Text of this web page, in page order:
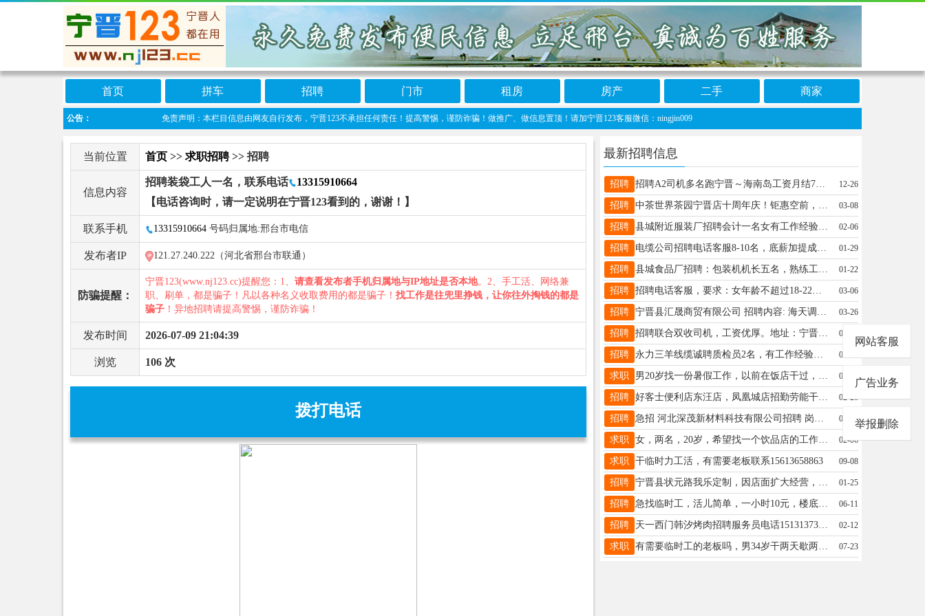
首页 拼车 招聘 门市 租房 房产 二手 商家
公告： 免责声明：本栏目信息由网友自行发布，宁晋123不承担任何责任！提高警惕，谨防诈骗！做推广、做信息置顶！请加宁晋123客服微信：ningjin009
当前位置 首页 >> 求职招聘>> 招聘
信息内容
招聘装袋工人一名，联系电话
13315910664
【电话咨询时，请一定说明在宁晋123看到的，谢谢！】
联系手机 13315910664 号码归属地:邢台市电信
发布者IP 121.27.240.222（河北省邢台市联通）
防骗提醒：
宁晋123(www.nj123.cc)提醒您：1、 请查看发布者手机归属地与IP地址是否本地。2、手工活、网络兼
职、刷单，都是骗子！凡以各种名义收取费用的都是骗子！ 找工作是往兜里挣钱，让你往外掏钱的都是
骗子 ！异地招聘请提高警惕，谨防诈骗！
发布时间 2026-07-09 21:04:39
浏览 106 次
拨打电话
最新招聘信息
招聘 招聘A2司机多名跑宁晋～海南岛工资月结7-10天一趟，联系电话13833951287 12-26
招聘 中茶世界茶园宁晋店十周年庆！钜惠空前，储值翻倍花，更享免费茶室！①充值1000元变2000元②充值5000元变10000元，赠茶室20次③充值10000元变20000元，赠茶室60次。 地址:紫金名苑西门南行50米路东。 电话:5598111，13730484623，18732956686 03-08
招聘 县城附近服装厂招聘会计一名女有工作经验者优先电话15226804418 02-06
招聘 电缆公司招聘电话客服8-10名，底薪加提成，工作地址天一广场附近，要求会说普通话，有良好的沟通能力和服务意识，有经验者优先录用，无经验的公司免费培训。☎️13131939710 01-29
招聘 县城食品厂招聘：包装机机长五名，熟练工优先录用，待遇好；车间普工若干名，要求踏实能干吃苦耐劳，男女皆可，长期有活。联系电话：15733903119/18333980897勿加微信，咨询请致电， 01-22
招聘 招聘电话客服，要求：女年龄不超过18-22岁​，需要有责任心有担当，无责底薪​，每周六日休息底薪加提成​，工作轻松简单待遇优厚办公环境舒适​ 19031395733 03-06
招聘 宁晋县汇晟商贸有限公司 招聘内容: 海天调味餐饮渠道业务代表2名， 薪资福利待遇: 底薪2800➕高额提成，综合工资4500-8000，四险一金。 职位内容: 1.负责区域内餐饮终端客户开发及维护。 2.与客户建立良好关系，及时反馈客户信息，满足客户需求，提高客户满意度。 3.擅长沟通协调，有一定的市场洞察力。 任职要求: 1.年龄45周岁以下，男女不限。 2.高中及以上学历，熟练操作手机系统。 3.从事调料或快消品行业一年以上工作经验 联系电话13930962123同微信 03-26
招聘 招聘联合双收司机，工资优厚。地址：宁晋，联系电话17331947013 07-18
招聘 永力三羊线缆诚聘质检员2名，有工作经验者优先，地址西城区，薪资待遇面议。联系电话：15031946045 03-15
求职 男20岁找一份暑假工作，以前在饭店干过，吃苦耐劳，踏实肯干，电话15131902989 03-07
招聘 好客士便利店东汪店，凤凰城店招勤劳能干，执行力强员工若干名，待遇优厚，工资面议电话15630990638 02-28
招聘 急招 河北深茂新材料科技有限公司招聘 岗位 工资/月 条件 操作工(外派内蒙) 8000以上 男，18-45周岁，五官端正， 维修工(外派内蒙) 8000以上 。电话19913003181马经理 05-04
求职 女，两名，20岁，希望找一个饮品店的工作，包吃住，性格外向，有过相关工作经验，联系方式13722932778，有需要加微信，电话勿扰 02-06
求职 干临时力工活，有需要老板联系15613658863 09-08
招聘 宁晋县状元路我乐定制，因店面扩大经营，现急需长期送货师傅一名，要求踏实肯干，吃苦耐劳，有意者私聊，13788499097微信同号 01-25
招聘 急找临时工，活儿简单，一小时10元，楼底附近，电话17532359502 06-11
招聘 天一西门韩汐烤肉招聘服务员电话15131373001 02-12
求职 有需要临时工的老板吗，男34岁干两天歇两天什么临时工作都可以，散活也可以，工资月结日结都可以，有招的老板联系微信18732957636 07-23
网站客服
广告业务
举报删除